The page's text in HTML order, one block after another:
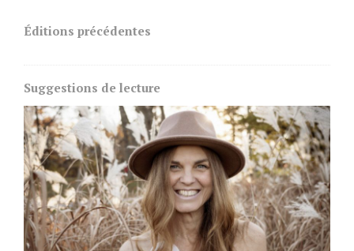
Éditions précédentes
Suggestions de lecture